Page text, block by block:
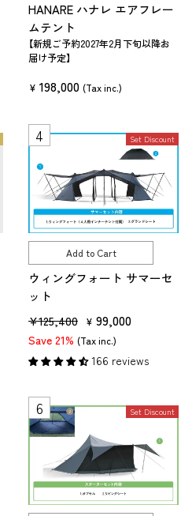
HANARE ハナレ エアフレー
ムテント
【新規ご予約2027年2月下旬以降お
届け予定】
¥ 198,000 (Tax inc.)
Set Discount
Add to Cart
ウィングフォート サマーセ
ット
R
e
g
l
a
r
c
¥125,400 S
a
l
c
e
¥ 99,000
Save 21% (Tax inc.)
166 reviews
Set Discount